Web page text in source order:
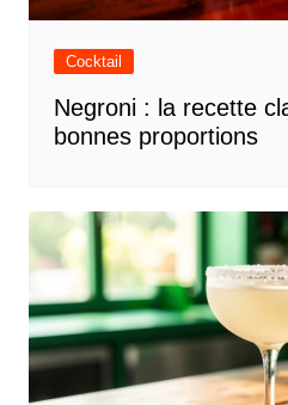
Cocktail
Negroni : la recette
bonnes proportions